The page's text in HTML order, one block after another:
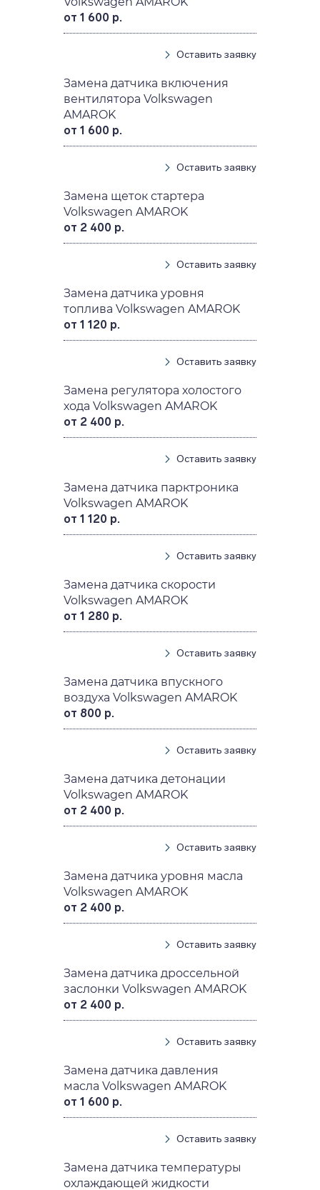
от 1 600 р.
Оставить заявку
Замена датчика включения
вентилятора Volkswagen
AMAROK
от 1 600 р.
Оставить заявку
Замена щеток стартера
Volkswagen AMAROK
от 2 400 р.
Оставить заявку
Замена датчика уровня
топлива Volkswagen AMAROK
от 1 120 р.
Оставить заявку
Замена регулятора холостого
хода Volkswagen AMAROK
от 2 400 р.
Оставить заявку
Замена датчика парктроника
Volkswagen AMAROK
от 1 120 р.
Оставить заявку
Замена датчика скорости
Volkswagen AMAROK
от 1 280 р.
Оставить заявку
Замена датчика впускного
воздуха Volkswagen AMAROK
от 800 р.
Оставить заявку
Замена датчика детонации
Volkswagen AMAROK
от 2 400 р.
Оставить заявку
Замена датчика уровня масла
Volkswagen AMAROK
от 2 400 р.
Оставить заявку
Замена датчика дроссельной
заслонки Volkswagen AMAROK
от 2 400 р.
Оставить заявку
Замена датчика давления
масла Volkswagen AMAROK
от 1 600 р.
Оставить заявку
Замена датчика температуры
охлаждающей жидкости